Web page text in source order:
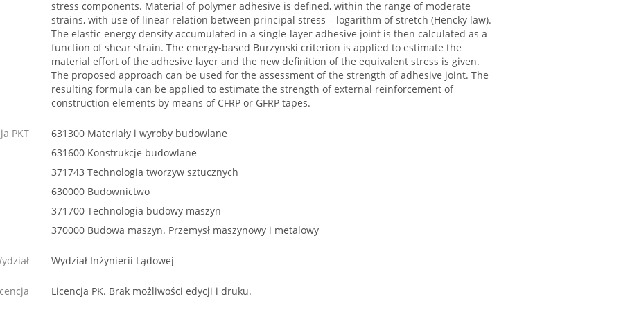
stress components. Material of polymer adhesive is defined, within the range of moderate
strains, with use of linear relation between principal stress – logarithm of stretch (Hencky law).
The elastic energy density accumulated in a single-layer adhesive joint is then calculated as a
function of shear strain. The energy-based Burzynski criterion is applied to estimate the
material effort of the adhesive layer and the new definition of the equivalent stress is given.
The proposed approach can be used for the assessment of the strength of adhesive joint. The
resulting formula can be applied to estimate the strength of external reinforcement of
construction elements by means of CFRP or GFRP tapes.
PKT
631300 Materiały i wyroby budowlane
631600 Konstrukcje budowlane
371743 Technologia tworzyw sztucznych
630000 Budownictwo
371700 Technologia budowy maszyn
370000 Budowa maszyn. Przemysł maszynowy i metalowy
Wydział Inżynierii Lądowej
Licencja PK. Brak możliwości edycji i druku.